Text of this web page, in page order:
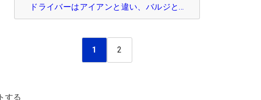
ドライバーはアイアンと違い、バルジと…
1 2